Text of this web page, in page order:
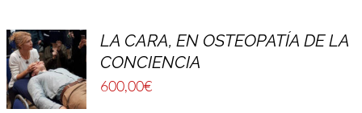
LA CARA, EN OSTEOPATÍA DE LA
CONCIENCIA
600,00€